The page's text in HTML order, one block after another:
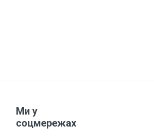
Ми у
соцмережах